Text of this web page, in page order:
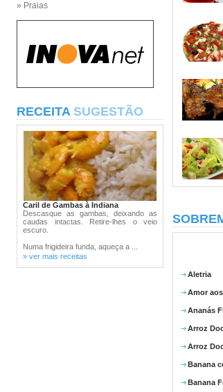
» Praias
RECEITA SUGESTÃO
Caril de Gambas à Indiana
Descasque as gambas, deixando as
caudas intactas. Retire-lhes o veio
escuro.
Numa frigideira funda, aqueça a ...
» ver mais receitas
Aletria
Amor
Ananás
Arroz
Arroz
Banana
Banana